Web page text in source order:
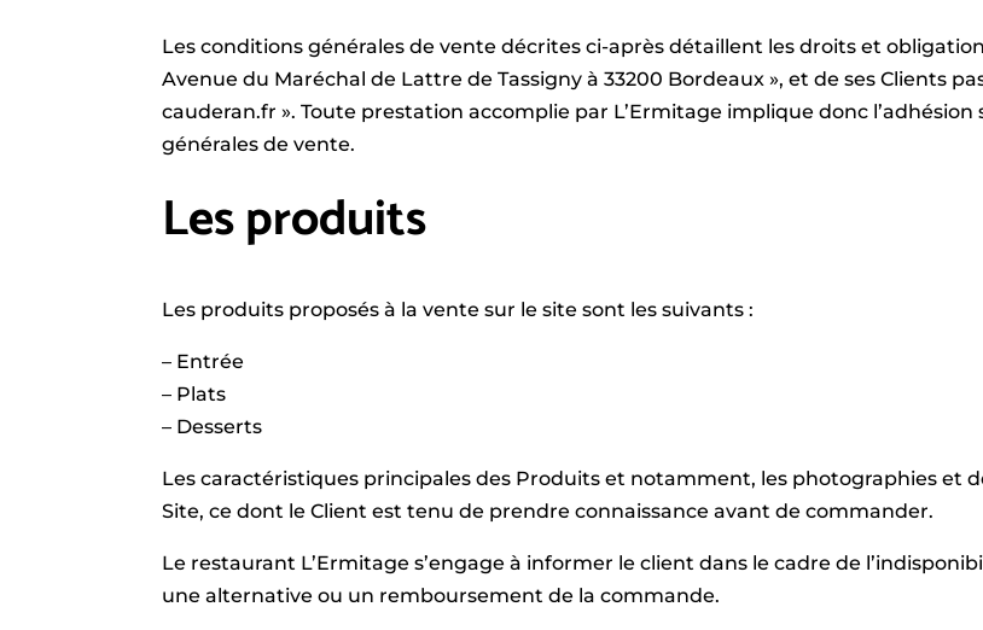
Les conditions générales de vente décrites ci-après détaillent les droits et
Avenue du Maréchal de Lattre de Tassigny à 33200 Bordeaux », et de ses Clients
cauderan.fr ». Toute prestation accomplie par L’Ermitage implique donc
générales de vente.
Les produits
Les produits proposés à la vente sur le site sont les suivants :
– Entrée
– Plats
– Desserts
Les caractéristiques principales des Produits et notamment, les photographies et
Site, ce dont le Client est tenu de prendre connaissance avant de commander.
Le restaurant L’Ermitage s’engage à informer le client dans le cadre de
une alternative ou un remboursement de la commande.